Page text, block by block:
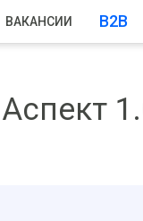
ВАКАНСИИ B2B